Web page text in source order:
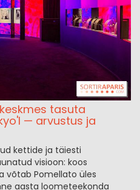
tasuta
— arvustus ja
kettide ja täiesti
visioon: koos
võtab Pomellato üles
aasta loometeekonda